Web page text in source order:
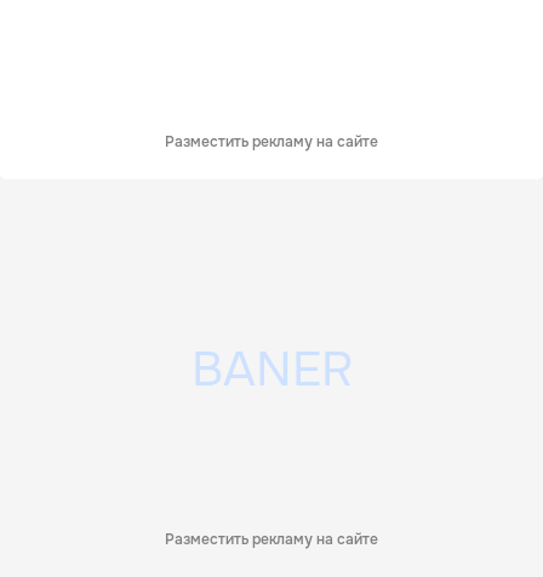
Разместить рекламу на сайте
Разместить рекламу на сайте